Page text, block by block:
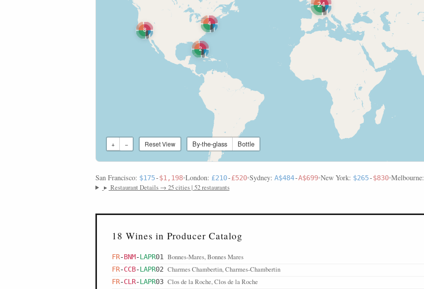
24
2
4
8
+ − Reset View By-the-glass Bottle
San Francisco: $175-$1,198•London: £210-£520•Sydney: A$484-A$699•New York: $265-$830•Melbourne:
▸ Restaurant Details → 25 cities | 52 restaurants
18 Wines in Producer Catalog
FR-BNM-LAPR01 Bonnes-Mares, Bonnes Mares
FR-CCB-LAPR02 Charmes Chambertin, Charmes-Chambertin
FR-CLR-LAPR03 Clos de la Roche, Clos de la Roche